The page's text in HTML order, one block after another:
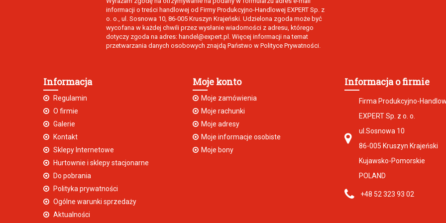
informacji o treści handlowej od Firmy Produkcyjno-Handlowej EXPERT Sp. z
o. o., ul. Sosnowa 10, 86-005 Kruszyn Krajeński. Udzielona zgoda może być
wycofana w każdej chwili przez wysłanie wiadomości z adresu, którego
dotyczy zgoda na adres: handel@expert.pl. Więcej informacji na temat
przetwarzania danych osobowych znajdą Państwo w Polityce Prywatności.
Informacja
Regulamin
O firmie
Galerie
Kontakt
Sklepy Internetowe
Hurtownie i sklepy stacjonarne
Do pobrania
Polityka prywatności
Ogólne warunki sprzedaży
Aktualności
Moje konto
Moje zamówienia
Moje rachunki
Moje adresy
Moje informacje osobiste
Moje bony
Informacja o firmie
Firma Produkcyjno-
EXPERT Sp. z o. o.
ul.Sosnowa 10
86-005 Kruszyn Krajeński
Kujawsko-Pomorskie
POLAND
+48 52 323 93 02